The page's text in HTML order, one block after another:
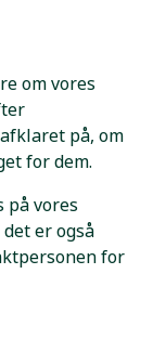
om vores
på, om
for dem.
på vores
er også
for